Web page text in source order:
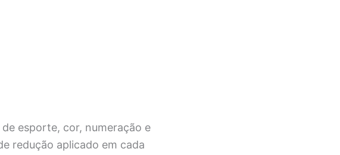
esporte, cor, numeração e
redução aplicado em cada